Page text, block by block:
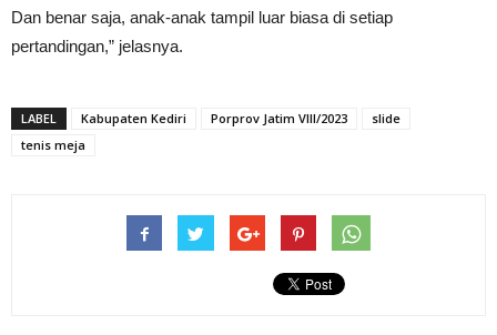
Dan benar saja, anak-anak tampil luar biasa di setiap
pertandingan,” jelasnya.
LABEL Kabupaten Kediri Porprov Jatim VIII/2023
slide
tenis meja